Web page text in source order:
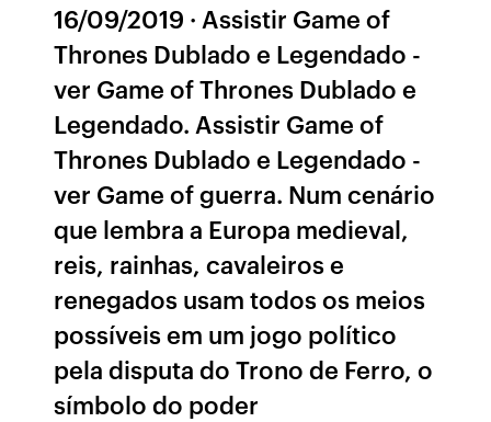
16/09/2019 · Assistir Game of
Thrones Dublado e Legendado -
ver Game of Thrones Dublado e
Legendado. Assistir Game of
Thrones Dublado e Legendado -
ver Game of guerra. Num cenário
que lembra a Europa medieval,
reis, rainhas, cavaleiros e
renegados usam todos os meios
possíveis em um jogo político
pela disputa do Trono de Ferro, o
símbolo do poder